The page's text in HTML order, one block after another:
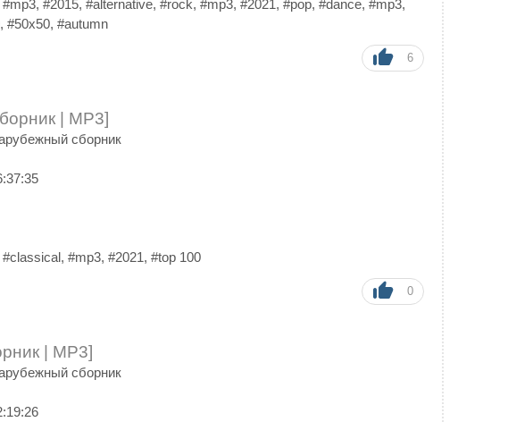
#mp3, #2015, #alternative, #rock, #mp3, #2021, #pop, #dance, #mp3,
, #50x50, #autumn
6
| MP3]
сборник
#classical, #mp3, #2021, #top 100
0
| MP3]
сборник